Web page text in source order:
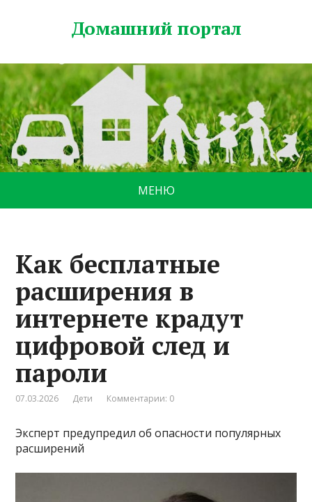
Домашний портал
МЕНЮ
Как бесплатные
расширения в
интернете крадут
цифровой след и
пароли
07.03.2026 Дети Комментарии: 0
Эксперт предупредил об опасности популярных
расширений